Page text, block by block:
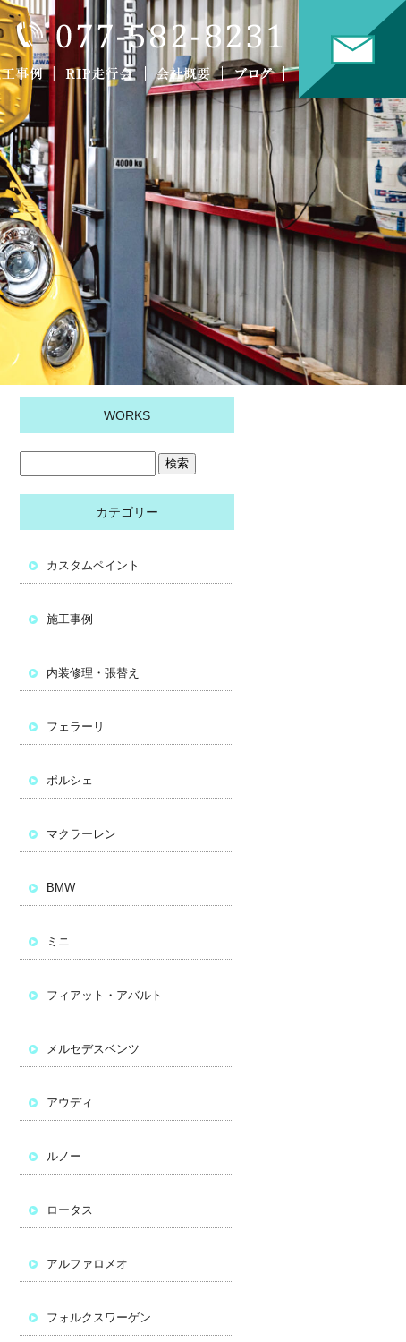
WORKS
カテゴリー
カスタムペイント
施工事例
内装修理・張替え
フェラーリ
ポルシェ
マクラーレン
BMW
ミニ
フィアット・アバルト
メルセデスベンツ
アウディ
ルノー
ロータス
アルファロメオ
フォルクスワーゲン